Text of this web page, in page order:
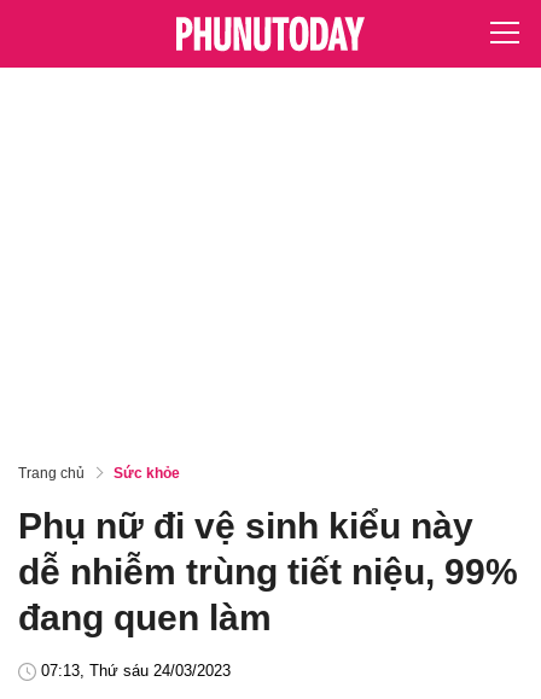
Trang chủ Sức khỏe
Phụ nữ đi vệ sinh kiểu này
dễ nhiễm trùng tiết niệu, 99%
đang quen làm
07:13, Thứ sáu 24/03/2023